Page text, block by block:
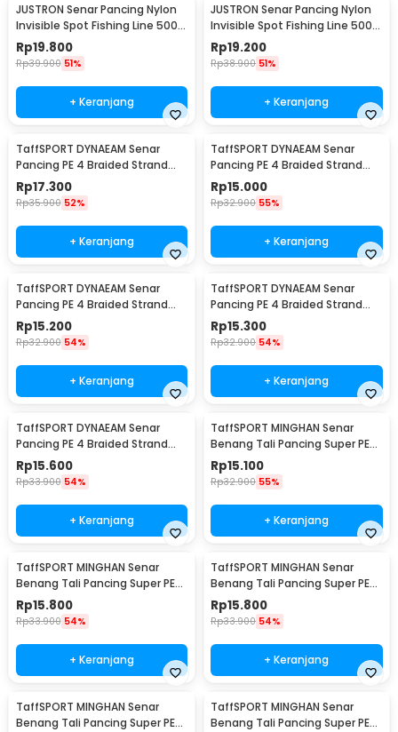
JUSTRON Senar Pancing Nylon
Invisible Spot Fishing Line 500M
4.0 - MR-500M
Rp19.800
Rp39.900 51%
+ Keranjang
JUSTRON Senar Pancing Nylon
Invisible Spot Fishing Line 500M
6.0 - MR-500M
Rp19.200
Rp38.900 51%
+ Keranjang
TaffSPORT DYNAEAM Senar
Pancing PE 4 Braided Strand
Fishing Line 100M 0.2 - FM10
Rp17.300
Rp35.900 52%
+ Keranjang
TaffSPORT DYNAEAM Senar
Pancing PE 4 Braided Strand
Fishing Line 100M 0.6 - FM10
Rp15.000
Rp32.900 55%
+ Keranjang
TaffSPORT DYNAEAM Senar
Pancing PE 4 Braided Strand
Fishing Line 100M 0.4 - FM10
Rp15.200
Rp32.900 54%
+ Keranjang
TaffSPORT DYNAEAM Senar
Pancing PE 4 Braided Strand
Fishing Line 100M 0.8 - FM10
Rp15.300
Rp32.900 54%
+ Keranjang
TaffSPORT DYNAEAM Senar
Pancing PE 4 Braided Strand
Fishing Line 100M 1.0 - FM10
Rp15.600
Rp33.900 54%
+ Keranjang
TaffSPORT MINGHAN Senar
Benang Tali Pancing Super PE
Braided Line 100M 0.4 - X4
Rp15.100
Rp32.900 55%
+ Keranjang
TaffSPORT MINGHAN Senar
Benang Tali Pancing Super PE
Braided Line 100M 0.8 - X4
Rp15.800
Rp33.900 54%
+ Keranjang
TaffSPORT MINGHAN Senar
Benang Tali Pancing Super PE
Braided Line 100M 1.0 - X4
Rp15.800
Rp33.900 54%
+ Keranjang
TaffSPORT MINGHAN Senar
Benang Tali Pancing Super PE
TaffSPORT MINGHAN Senar
Benang Tali Pancing Super PE